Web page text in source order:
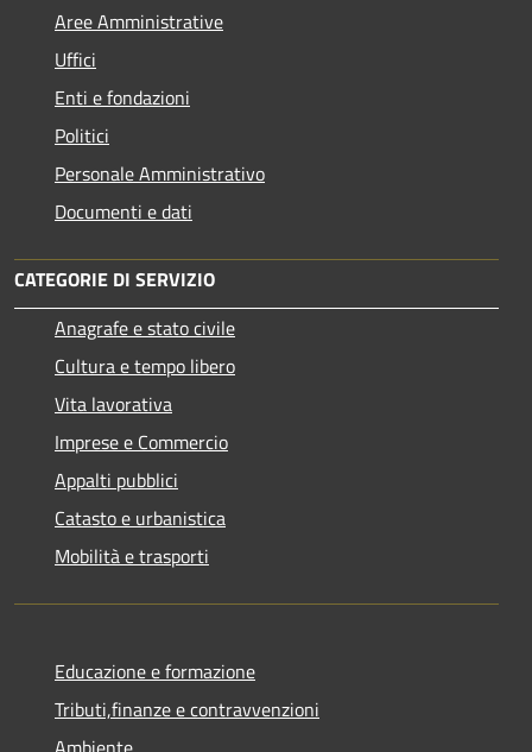
Aree Amministrative
Uffici
Enti e fondazioni
Politici
Personale Amministrativo
Documenti e dati
CATEGORIE DI SERVIZIO
Anagrafe e stato civile
Cultura e tempo libero
Vita lavorativa
Imprese e Commercio
Appalti pubblici
Catasto e urbanistica
Mobilità e trasporti
Educazione e formazione
Tributi,finanze e contravvenzioni